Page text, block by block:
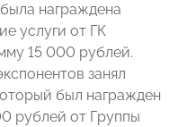
награждена
услуги от ГК
15 000 рублей.
занял
был награжден
рублей от Группы